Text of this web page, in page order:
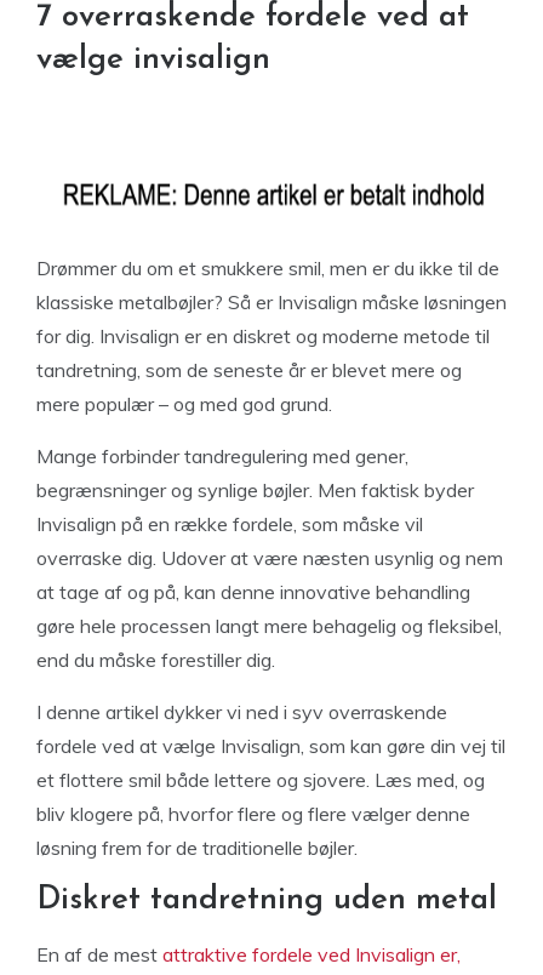
7 overraskende fordele ved at
vælge invisalign
Drømmer du om et smukkere smil, men er du ikke til de
klassiske metalbøjler? Så er Invisalign måske løsningen
for dig. Invisalign er en diskret og moderne metode til
tandretning, som de seneste år er blevet mere og
mere populær – og med god grund.
Mange forbinder tandregulering med gener,
begrænsninger og synlige bøjler. Men faktisk byder
Invisalign på en række fordele, som måske vil
overraske dig. Udover at være næsten usynlig og nem
at tage af og på, kan denne innovative behandling
gøre hele processen langt mere behagelig og fleksibel,
end du måske forestiller dig.
I denne artikel dykker vi ned i syv overraskende
fordele ved at vælge Invisalign, som kan gøre din vej til
et flottere smil både lettere og sjovere. Læs med, og
bliv klogere på, hvorfor flere og flere vælger denne
løsning frem for de traditionelle bøjler.
Diskret tandretning uden metal
En af de mest attraktive fordele ved Invisalign er,